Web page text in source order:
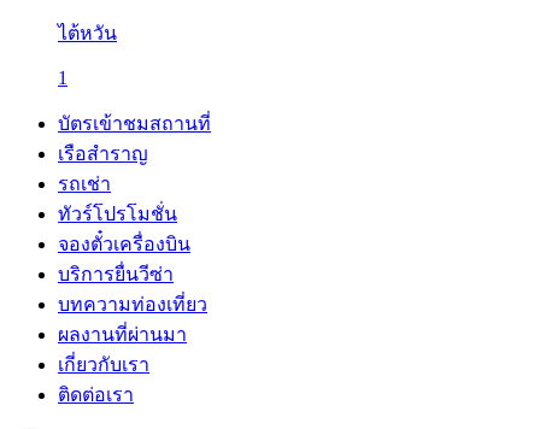
ไต้หวัน
1
บัตรเข้าชมสถานที่
เรือสำราญ
รถเช่า
ทัวร์โปรโมชั่น
จองตั๋วเครื่องบิน
บริการยื่นวีซ่า
บทความท่องเที่ยว
ผลงานที่ผ่านมา
เกี่ยวกับเรา
ติดต่อเรา